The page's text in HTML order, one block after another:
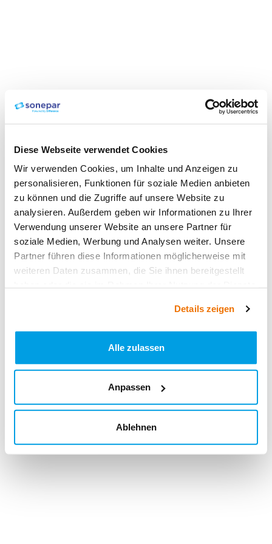
Diese Webseite verwendet Cookies
Wir verwenden Cookies, um Inhalte und Anzeigen zu
personalisieren, Funktionen für soziale Medien anbieten
zu können und die Zugriffe auf unsere Website zu
analysieren. Außerdem geben wir Informationen zu Ihrer
Verwendung unserer Website an unsere Partner für
soziale Medien, Werbung und Analysen weiter. Unsere
Partner führen diese Informationen möglicherweise mit
weiteren Daten zusammen, die Sie ihnen bereitgestellt
Details zeigen
Alle zulassen
Anpassen
Ablehnen